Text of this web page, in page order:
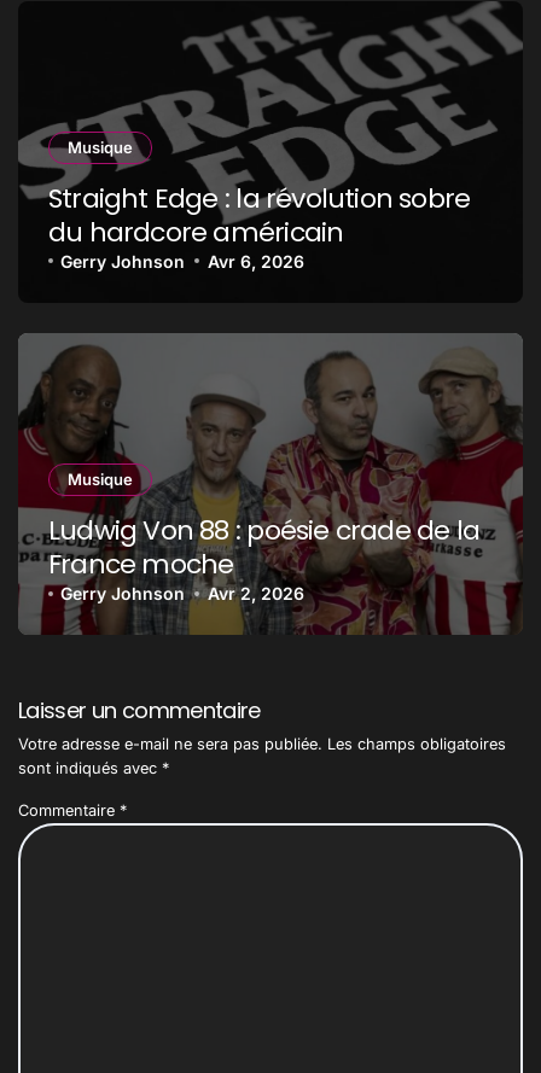
Musique
Straight Edge : la révolution sobre
du hardcore américain
Gerry Johnson Avr 6, 2026
Musique
Ludwig Von 88 : poésie crade de la
France moche
Gerry Johnson Avr 2, 2026
Laisser un commentaire
Votre adresse e-mail ne sera pas publiée. Les champs obligatoires
sont indiqués avec *
Commentaire *